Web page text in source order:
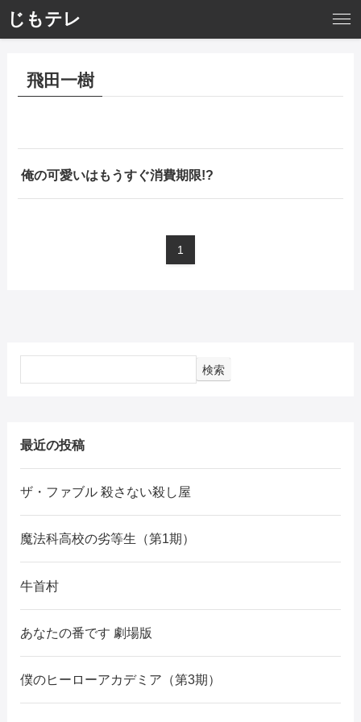
じもテレ
飛田一樹
俺の可愛いはもうすぐ消費期限!?
1
検索
最近の投稿
ザ・ファブル 殺さない殺し屋
魔法科高校の劣等生（第1期）
牛首村
あなたの番です 劇場版
僕のヒーローアカデミア（第3期）